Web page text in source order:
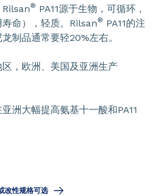
Rilsan® PA11源于生物，可循环，
命），轻质。Rilsan® PA11的注
制品通常要轻20%左右。
，欧洲、美国及亚洲生产
洲大幅提高氨基十一酸和PA11
改性规格可选